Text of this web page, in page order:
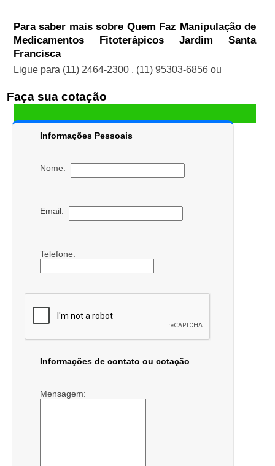
Para saber mais sobre Quem Faz Manipulação de
Medicamentos Fitoterápicos Jardim Santa
Francisca
Ligue para (11) 2464-2300 , (11) 95303-6856 ou
Faça sua cotação
Informações Pessoais
Nome:
Email:
Telefone:
Informações de contato ou cotação
Mensagem: